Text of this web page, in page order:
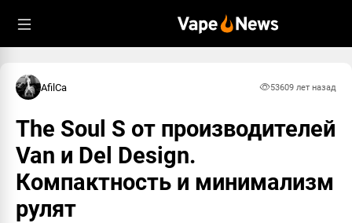
AfilCa 53609 лет назад
The Soul S от производителей
Van и Del Design.
Компактность и минимализм
рулят